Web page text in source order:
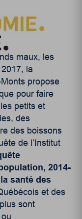
maux, les
la
propose
pour faire
petits et
des
des boissons
de l’Institut
2014-
santé des
et des
sont